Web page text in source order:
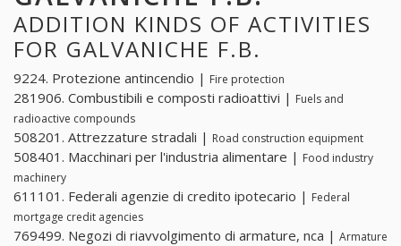
ADDITION KINDS OF ACTIVITIES
FOR GALVANICHE F.B.
9224. Protezione antincendio | Fire protection
281906. Combustibili e composti radioattivi | Fuels and
radioactive compounds
508201. Attrezzature stradali | Road construction equipment
508401. Macchinari per l'industria alimentare | Food industry
machinery
611101. Federali agenzie di credito ipotecario | Federal
mortgage credit agencies
769499. Negozi di riavvolgimento di armature, nca | Armature